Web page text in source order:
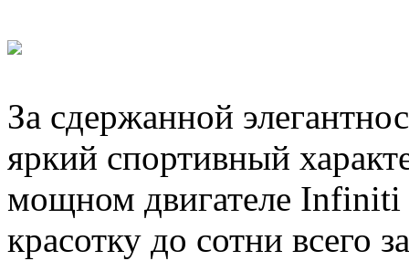
За сдержанной
яркий спортивный
мощном двигателе Infiniti
красотку до сотни всего